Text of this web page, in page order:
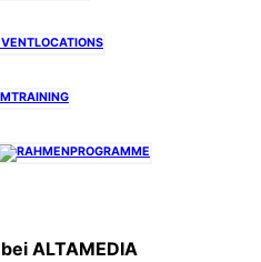
ALTAMEDIA